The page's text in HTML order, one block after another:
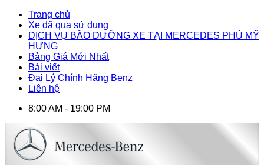
Trang chủ
Xe đã qua sử dụng
DỊCH VỤ BÃO DƯỠNG XE TẠI MERCEDES PHÚ MỸ
HƯNG
Bảng Giá Mới Nhất
Bài viết
Đại Lý Chính Hãng Benz
Liên hệ
8:00 AM - 19:00 PM